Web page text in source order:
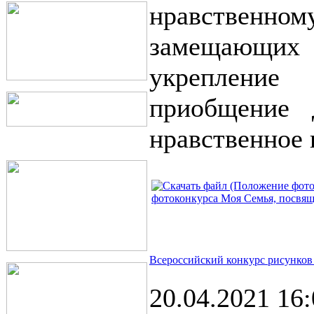
фотоконкурса Моя Семья,
Всероссийский конкурс
20.04.2021